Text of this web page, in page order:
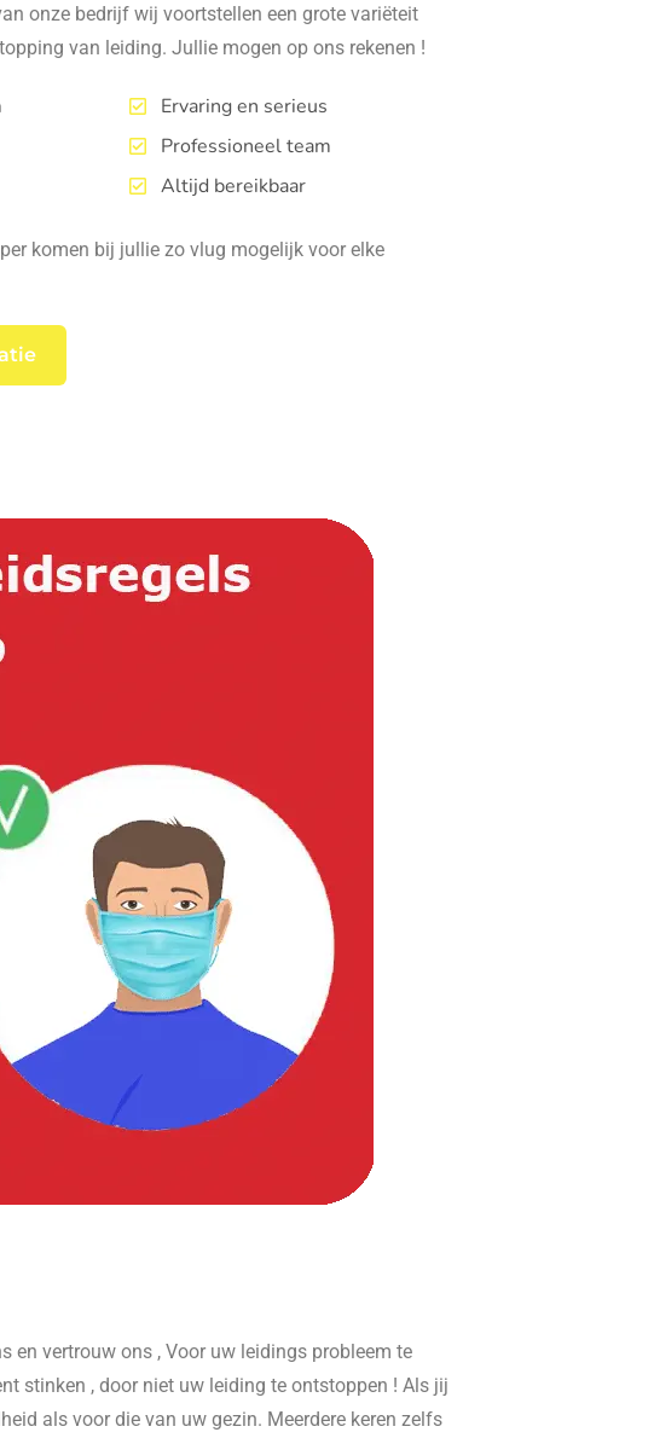
onze bedrijf wij voortstellen een grote variëteit
van leiding. Jullie mogen op ons rekenen !
Ervaring en serieus
Professioneel team
Altijd bereikbaar
komen bij jullie zo vlug mogelijk voor elke
en vertrouw ons , Voor uw leidings probleem te
stinken , door niet uw leiding te ontstoppen ! Als jij
als voor die van uw gezin. Meerdere keren zelfs